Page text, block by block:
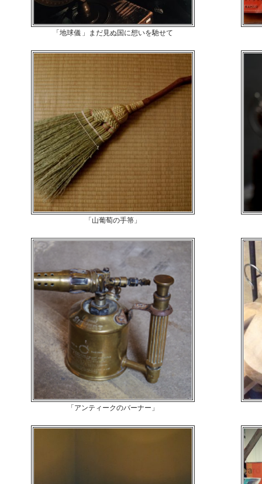
「地球儀 」まだ見ぬ国に想いを馳せて
「山葡萄の手箒」
「アンティークのバーナー」